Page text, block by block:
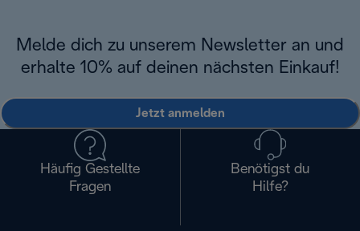
Melde dich zu unserem Newsletter an und
erhalte 10% auf deinen nächsten Einkauf!
Jetzt anmelden
Häufig Gestellte
Fragen
Benötigst du
Hilfe?